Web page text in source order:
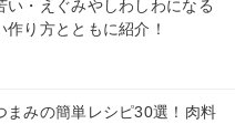
い・えぐみやしわしわになる
り方とともに紹介！
まみの簡単レシピ30選！肉料